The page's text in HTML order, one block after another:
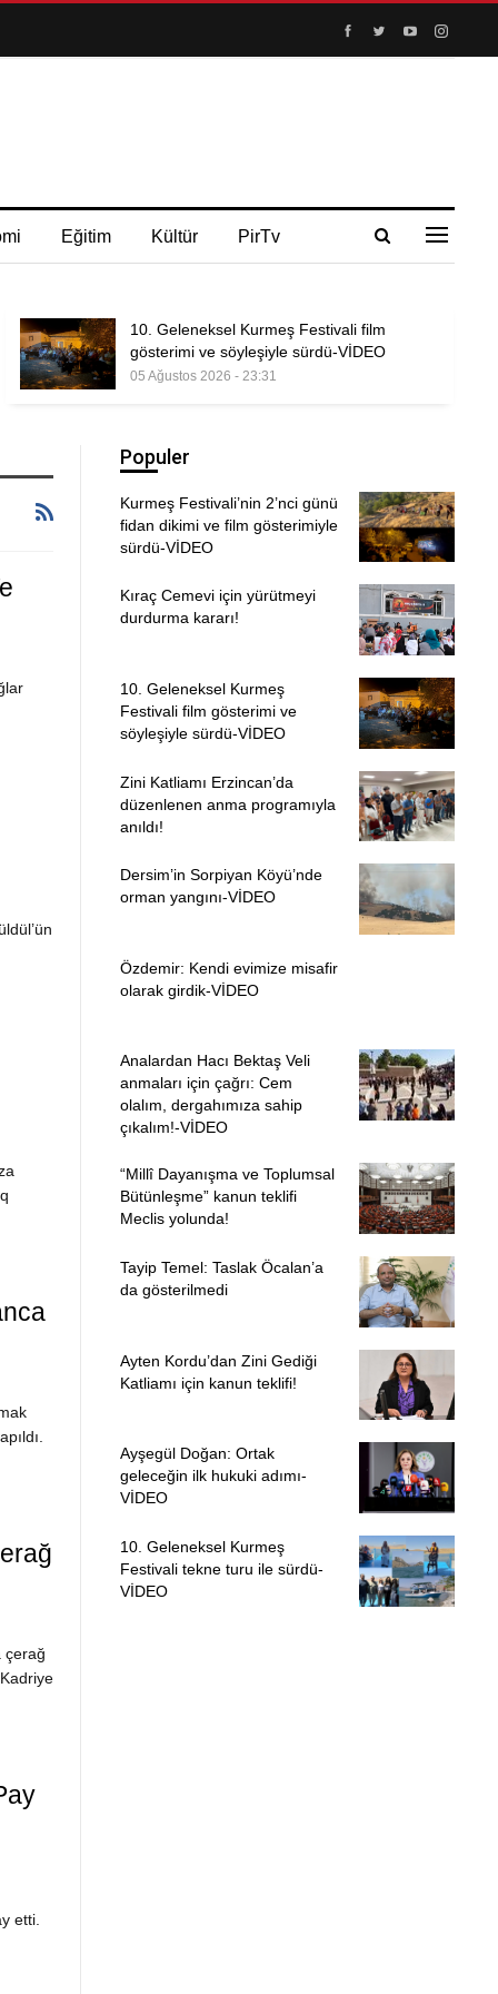
Eğitim Kültür PirTv
10. Geleneksel Kurmeş Festivali film
gösterimi ve söyleşiyle sürdü-VİDEO
05 Ağustos 2026 - 23:31
çerağ
etti.
Populer
Kurmeş Festivali’nin 2’nci günü
fidan dikimi ve film gösterimiyle
sürdü-VİDEO
Kıraç Cemevi için yürütmeyi
durdurma kararı!
10. Geleneksel Kurmeş
Festivali film gösterimi ve
söyleşiyle sürdü-VİDEO
Zini Katliamı Erzincan’da
düzenlenen anma programıyla
anıldı!
Dersim’in Sorpiyan Köyü’nde
orman yangını-VİDEO
Özdemir: Kendi evimize misafir
olarak girdik-VİDEO
Analardan Hacı Bektaş Veli
anmaları için çağrı: Cem
olalım, dergahımıza sahip
çıkalım!-VİDEO
“Millî Dayanışma ve Toplumsal
Bütünleşme” kanun teklifi
Meclis yolunda!
Tayip Temel: Taslak Öcalan’a
da gösterilmedi
Ayten Kordu’dan Zini Gediği
Katliamı için kanun teklifi!
Ayşegül Doğan: Ortak
geleceğin ilk hukuki adımı-
VİDEO
10. Geleneksel Kurmeş
Festivali tekne turu ile sürdü-
VİDEO